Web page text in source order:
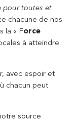
pour toutes et
chacune de nos
la « Force
à atteindre
avec espoir et
chacun peut
source